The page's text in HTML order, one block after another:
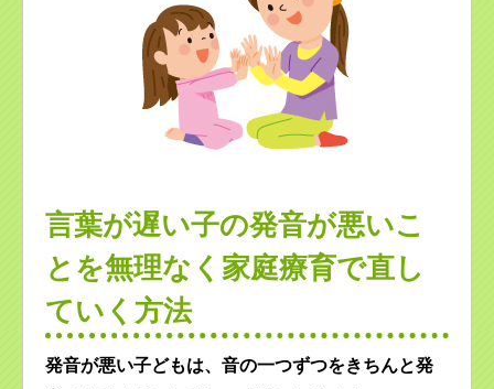
言葉が遅い子の発音が悪いこ
とを無理なく家庭療育で直し
ていく方法
発音が悪い子どもは、音の一つずつをきちんと発